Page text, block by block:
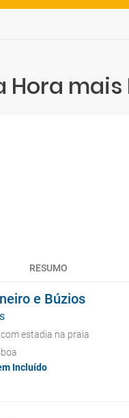
mais
RESUMO
e Búzios
estadia na praia
Incluído